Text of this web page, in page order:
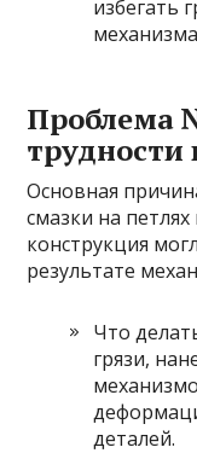
избегать
Проблема
Основная
смазки на
конструкция
результате
Что
грязи,
деталей.